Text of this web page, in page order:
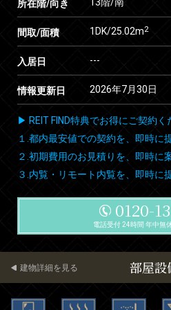
所在階/向き 13階/南
間取/面積 1DK/25.02m2
入居日 ---
情報更新日 2026年7月30日
▶ REIT FIND特典でお得にご契約く
１.都内最安値での契約を、即時に
２.初期費用のお見積りを、即時に
３.内覧・リモート内覧を、即時に
0120-
電話受付 24時間 年中無
部屋設
建物詳細を見る